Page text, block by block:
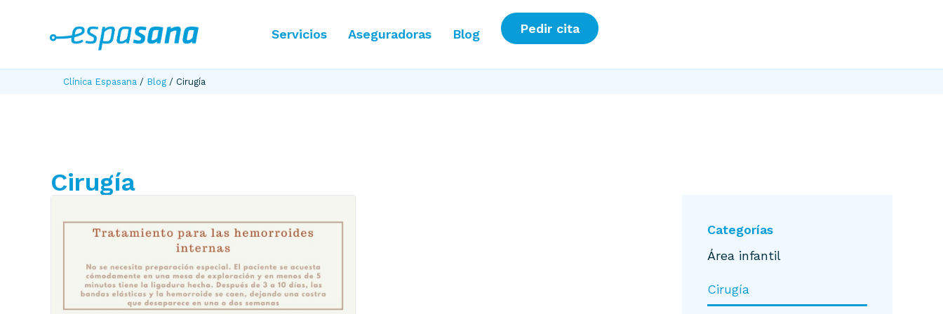
Servicios Aseguradoras Blog Pedir cita
Clínica Espasana / Blog / Cirugía
Cirugía
Categorías
Área infantil
Cirugía